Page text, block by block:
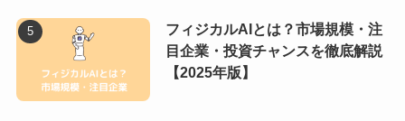
フィジカルAIとは？市場規模・注
目企業・投資チャンスを徹底解説
【2025年版】